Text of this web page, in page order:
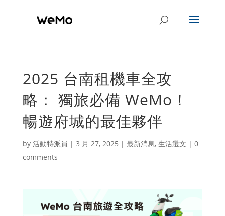
2025 台南租機車全攻
略： 獨旅必備 WeMo！
暢遊府城的最佳夥伴
by 活動特派員 | 3 月 27, 2025 | 最新消息, 生活選文 | 0
comments